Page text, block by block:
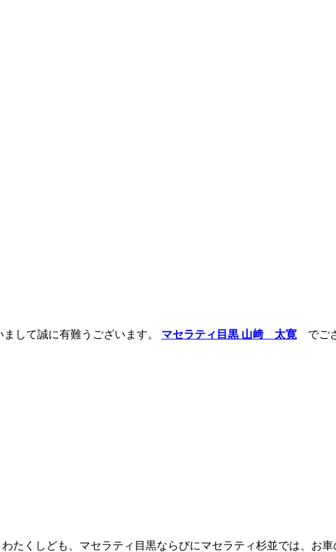
して誠に有難うございます。 マセラティ目黒 山﨑 太寛 でご
わたくしども、マセラティ目黒ならびにマセラティ杉並では、お